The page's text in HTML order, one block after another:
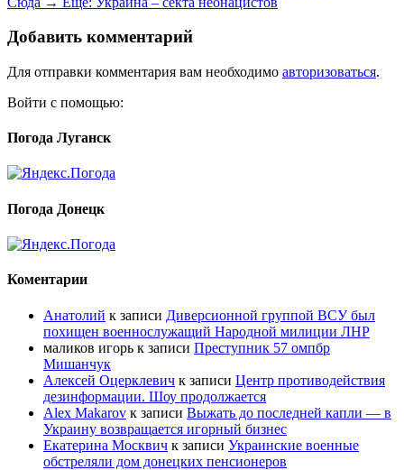
Добавить комментарий
Для отправки комментария вам необходимо авторизоваться.
Войти с помощью:
Погода Луганск
Погода Донецк
Коментарии
Анатолий к записи Диверсионной группой ВСУ был
похищен военнослужащий Народной милиции ЛНР
маликов игорь к записи Преступник 57 омпбр
Мишанчук
Алексей Оцерклевич к записи Центр противодействия
дезинформации. Шоу продолжается
Alex Makarov к записи Выжать до последней капли — в
Украину возвращается игорный бизнес
Екатерина Москвич к записи Украинские военные
обстреляли дом донецких пенсионеров